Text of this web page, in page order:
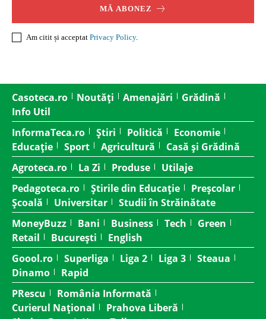
MĂ ABONEZ
Am citit și acceptat Privacy Policy.
Casoteca.ro Noutăți Amenajări
Grădină
Info Util
InformaTeca.ro
Știri Politică
Economie
Educație
Sport Agricultură
Casă și Grădină
Agroteca.ro
La Zi Produse
Utilaje
Pedagoteca.ro
Știrile din Educație
Preșcolar
Școală
Universitar
Studii în Străinătate
MoneyBuzz
Bani Business Tech
Green
Retail
București
English
Goool.ro
Superliga Liga 2 Liga 3
Steaua
Dinamo
Rapid
PRescu
România Informată
Curierul Național
Prahova Liberă